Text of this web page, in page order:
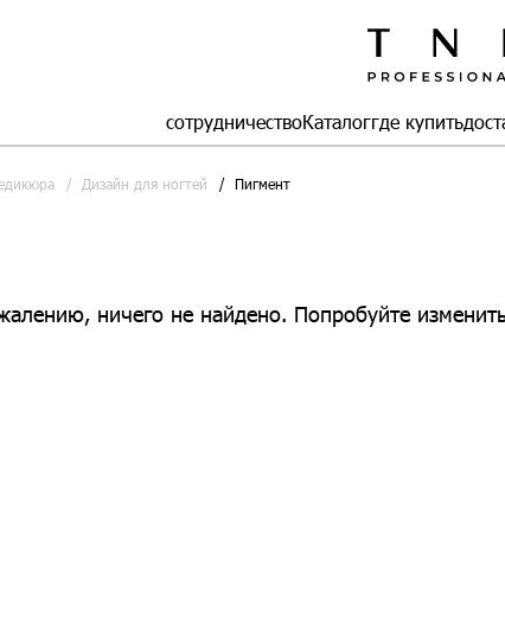
сотрудничествоКаталоггде купить
Дизайн для ногтей Пигмент
ничего не найдено. Попробуйте